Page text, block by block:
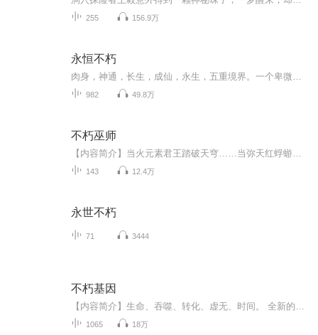
255 156.9万
永恒不朽
982 49.8万
不朽巫师
143 12.4万
永世不朽
71 3444
不朽基因
1065 18万